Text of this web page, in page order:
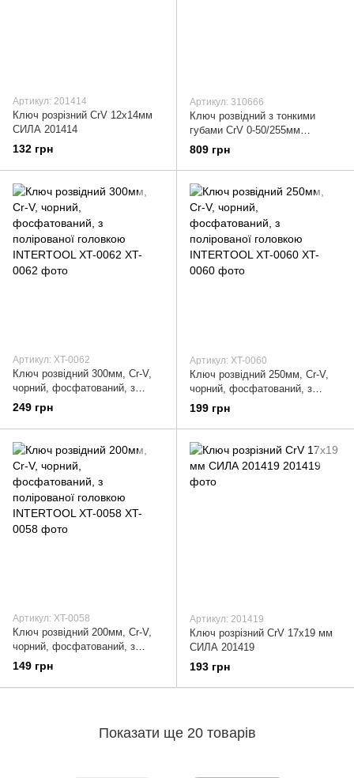
Артикул: 201414
Ключ розрізний CrV 12x14мм
СИЛА 201414
132 грн
Артикул: 310666
Ключ розвідний з тонкими
губами CrV 0-50/255мм
прогумований СИЛА 310666
809 грн
Артикул: XT-0062
Ключ розвідний 300мм, Cr-V,
чорний, фосфатований, з
полірованої головкою
INTERTOOL XT-0062
249 грн
Артикул: XT-0060
Ключ розвідний 250мм, Cr-V,
чорний, фосфатований, з
полірованої головкою
INTERTOOL XT-0060
199 грн
Артикул: XT-0058
Ключ розвідний 200мм, Cr-V,
чорний, фосфатований, з
полірованої головкою
INTERTOOL XT-0058
149 грн
Артикул: 201419
Ключ розрізний CrV 17x19 мм
СИЛА 201419
193 грн
Показати ще 20 товарів